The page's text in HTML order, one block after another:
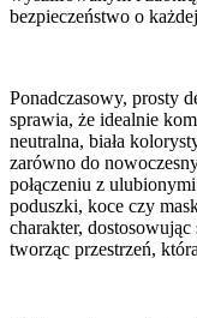
bezpieczeństwo o
Ponadczasowy, prosty
sprawia, że idealnie
neutralna, biała
zarówno do
połączeniu z
poduszki, koce czy
charakter,
tworząc przestrzeń,